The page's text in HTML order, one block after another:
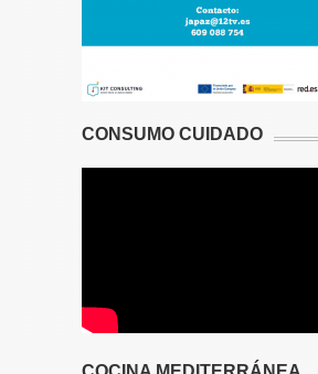
CONSUMO CUIDADO